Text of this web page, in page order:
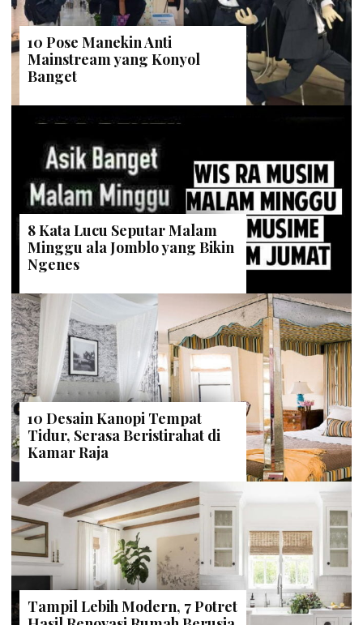
10 Pose Manekin Anti
Mainstream yang Konyol
Banget
8 Kata Lucu Seputar Malam
Minggu ala Jomblo yang Bikin
Ngenes
10 Desain Kanopi Tempat
Tidur, Serasa Beristirahat di
Kamar Raja
Tampil Lebih Modern, 7 Potret